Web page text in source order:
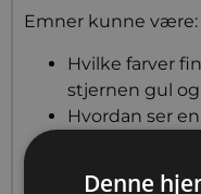
Emner kunne være:
Hvilke farver
stjernen gul
Hvordan ser
Denne